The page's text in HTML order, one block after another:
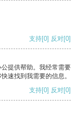
支持[0] 反对[0]
提供帮助。我经常需要
速找到我需要的信息。
支持[0] 反对[0]